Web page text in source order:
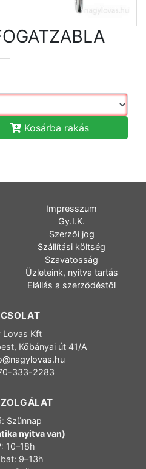
Kosárba rakás
Impresszum
Gy.I.K.
Szerzői jog
Szállítási költség
Szavatosság
Üzleteink, nyitva tartás
Elállás a szerződéstől
Lovas Kft
Kőbányai út 41/A
333-2283
Szünnap
nyitva van)
10–18h
9–13h